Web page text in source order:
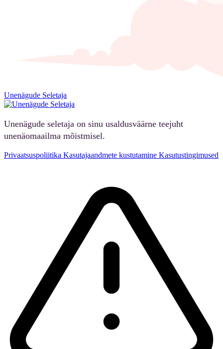
Unenägude Seletaja
Unenägude seletaja on sinu usaldusväärne teejuht
unenäomaailma mõistmisel.
Privaatsuspoliitika Kasutajaandmete kustutamine Kasutustingimused